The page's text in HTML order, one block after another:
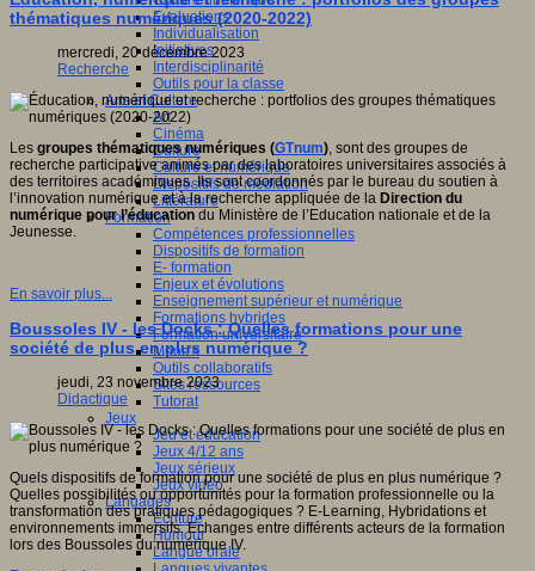
Evaluations
Individualisation
Initiatives
Interdisciplinarité
Outils pour la classe
Arts et Culture
Art
Cinéma
Culture
Culture et numérique
Dispositifs de médiation
Littérature
Formation
Compétences professionnelles
Dispositifs de formation
E- formation
Enjeux et évolutions
Enseignement supérieur et numérique
Formations hybrides
Formation universitaire
Mooc’s
Outils collaboratifs
Sites ressources
Tutorat
Jeux
Jeu et éducation
Jeux 4/12 ans
Jeux sérieux
Jeux vidéo
Langages
Ecriture
Humour
Langue orale
thématiques numériques (2020-2022)
mercredi, 20 décembre 2023
Recherche
Les groupes thématiques numériques (GTnum), sont des groupes de
recherche participative animés par des laboratoires universitaires associés à
des territoires académiques. Ils sont coordonnés par le bureau du soutien à
l’innovation numérique et à la recherche appliquée de la Direction du
numérique pour l’éducation du Ministère de l’Education nationale et de la
Jeunesse.
En savoir plus...
Boussoles IV - les Docks : Quelles formations pour une
société de plus en plus numérique ?
jeudi, 23 novembre 2023
Didactique
Quels dispositifs de formation pour une société de plus en plus numérique ?
Quelles possibilités ou opportunités pour la formation professionnelle ou la
transformation des pratiques pédagogiques ? E-Learning, Hybridations et
environnements immersifs. Echanges entre différents acteurs de la formation
lors des Boussoles du numérique IV.